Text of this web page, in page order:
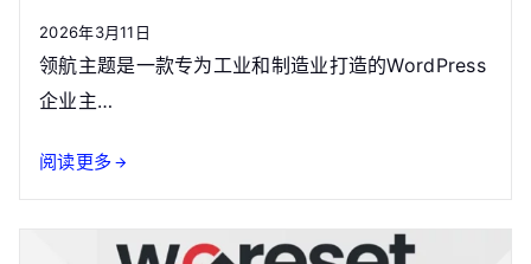
2026年3月11日
领航主题是一款专为工业和制造业打造的WordPress
企业主…
阅读更多